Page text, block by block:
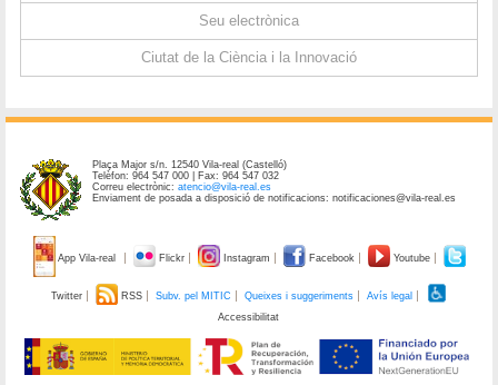
Seu electrònica
Ciutat de la Ciència i la Innovació
Plaça Major s/n. 12540 Vila-real (Castelló)
Telèfon: 964 547 000 | Fax: 964 547 032
Correu electrònic:atencio@vila-real.es
Enviament de posada a disposició de notificacions: notificaciones@vila-real.es
App Vila-real Flickr Instagram Facebook Youtube
Twitter RSS Subv. pel MITIC Queixes i suggeriments
Avís legal
Accessibilitat